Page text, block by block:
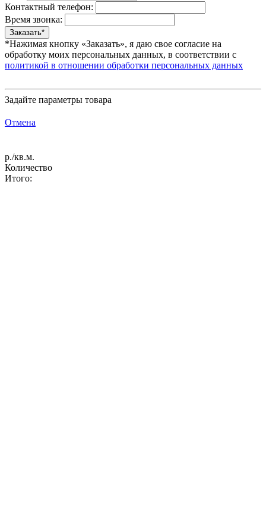
Контактный телефон:
Время звонка:
*Нажимая кнопку «Заказать», я даю свое согласие на
обработку моих персональных данных, в соответствии с
политикой в отношении обработки персональных данных
Задайте параметры товара
Отмена
р./кв.м.
Количество
Итого: